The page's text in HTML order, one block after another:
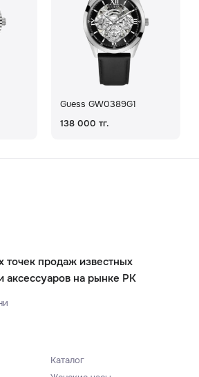
Guess GW0389G1
138 000 тг.
точек продаж известных
аксессуаров на рынке РК
Каталог